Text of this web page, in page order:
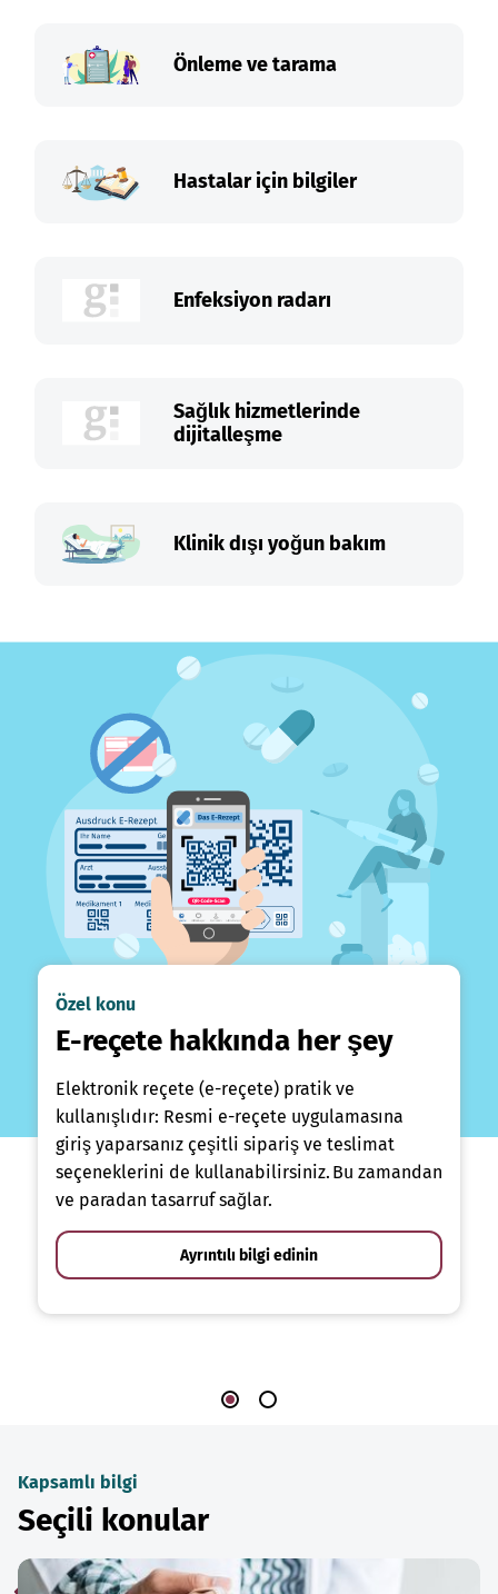
Önleme ve tarama
Hastalar için bilgiler
Enfeksiyon radarı
Sağlık hizmetlerinde
dijitalleşme
Klinik dışı yoğun bakım
Özel konu
E-reçete hakkında her şey
Elektronik reçete (e-reçete) pratik ve
kullanışlıdır: Resmi e-reçete uygulamasına
giriş yaparsanız çeşitli sipariş ve teslimat
seçeneklerini de kullanabilirsiniz. Bu zamandan
ve paradan tasarruf sağlar.
Ayrıntılı bilgi edinin
Kapsamlı bilgi
Seçili konular